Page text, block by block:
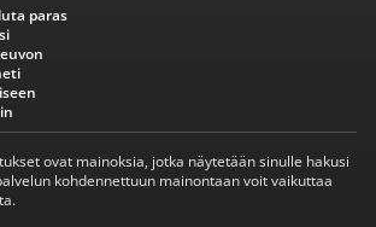
paras
ovat mainoksia, jotka näytetään sinulle hakusi
kohdennettuun mainontaan voit vaikuttaa